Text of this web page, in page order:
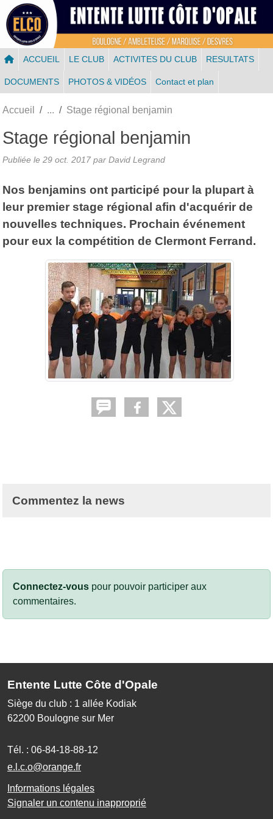
ACCUEIL LE CLUB ACTIVITES DU CLUB RESULTATS
DOCUMENTS PHOTOS & VIDÉOS Contact et plan
Accueil Stage régional benjamin
Stage régional benjamin
Publiée le 29 oct. 2017 par David Legrand
Nos benjamins ont participé pour la plupart à
leur premier stage régional afin d'acquérir de
nouvelles techniques. Prochain événement
pour eux la compétition de Clermont Ferrand.
Commentez la news
Connectez-vous pour pouvoir participer aux
commentaires.
Entente Lutte Côte d'Opale
Siège du club : 1 allée Kodiak
62200 Boulogne sur Mer
Tél. : 06-84-18-88-12
e.l.c.o@orange.fr
Informations légales
Signaler un contenu inapproprié
Panneau de gestion des cookies